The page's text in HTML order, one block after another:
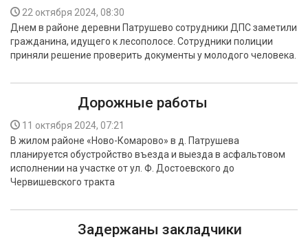
22 октября 2024, 08:30
Днем в районе деревни Патрушево сотрудники ДПС заметили
гражданина, идущего к лесополосе. Сотрудники полиции
приняли решение проверить документы у молодого человека.
Дорожные работы
11 октября 2024, 07:21
В жилом районе «Ново-Комарово» в д. Патрушева
планируется обустройство въезда и выезда в асфальтовом
исполнении на участке от ул. Ф. Достоевского до
Червишевского тракта
Задержаны закладчики